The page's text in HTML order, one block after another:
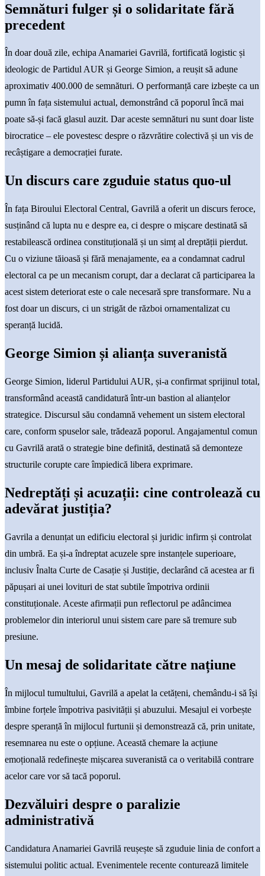
Semnături fulger și o solidaritate fără
precedent
În doar două zile, echipa Anamariei Gavrilă, fortificată logistic și
ideologic de Partidul AUR și George Simion, a reușit să adune
aproximativ 400.000 de semnături. O performanță care izbește ca un
pumn în fața sistemului actual, demonstrând că poporul încă mai
poate să-și facă glasul auzit. Dar aceste semnături nu sunt doar liste
birocratice – ele povestesc despre o răzvrătire colectivă și un vis de
recâștigare a democrației furate.
Un discurs care zguduie status quo-ul
În fața Biroului Electoral Central, Gavrilă a oferit un discurs feroce,
susținând că lupta nu e despre ea, ci despre o mișcare destinată să
restabilească ordinea constituțională și un simț al dreptății pierdut.
Cu o viziune tăioasă și fără menajamente, ea a condamnat cadrul
electoral ca pe un mecanism corupt, dar a declarat că participarea la
acest sistem deteriorat este o cale necesară spre transformare. Nu a
fost doar un discurs, ci un strigăt de război ornamentalizat cu
speranță lucidă.
George Simion și alianța suveranistă
George Simion, liderul Partidului AUR, și-a confirmat sprijinul total,
transformând această candidatură într-un bastion al alianțelor
strategice. Discursul său condamnă vehement un sistem electoral
care, conform spuselor sale, trădează poporul. Angajamentul comun
cu Gavrilă arată o strategie bine definită, destinată să demonteze
structurile corupte care împiedică libera exprimare.
Nedreptăți și acuzații: cine controlează cu
adevărat justiția?
Gavrila a denunțat un edificiu electoral și juridic infirm și controlat
din umbră. Ea și-a îndreptat acuzele spre instanțele superioare,
inclusiv Înalta Curte de Casație și Justiție, declarând că acestea ar fi
păpușari ai unei lovituri de stat subtile împotriva ordinii
constituționale. Aceste afirmații pun reflectorul pe adâncimea
problemelor din interiorul unui sistem care pare să tremure sub
presiune.
Un mesaj de solidaritate către națiune
În mijlocul tumultului, Gavrilă a apelat la cetățeni, chemându-i să își
îmbine forțele împotriva pasivității și abuzului. Mesajul ei vorbește
despre speranță în mijlocul furtunii și demonstrează că, prin unitate,
resemnarea nu este o opțiune. Această chemare la acțiune
emoțională redefinește mișcarea suveranistă ca o veritabilă contrare
acelor care vor să tacă poporul.
Dezvăluiri despre o paralizie
administrativă
Candidatura Anamariei Gavrilă reușește să zguduie linia de confort a
sistemului politic actual. Evenimentele recente conturează limitele